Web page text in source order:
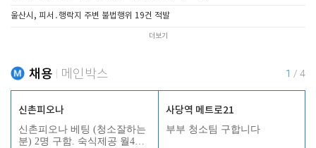
울산시, 피서․행락지 주변 불법행위 19건 적발
더보기
채용 메인박스 1 / 4
신촌피오나
신촌피오나 베팅 (청소잘하는
분) 2명 구함. 숙식제공 월4회
사당역 메트로21
부부 청소팀 구합니다